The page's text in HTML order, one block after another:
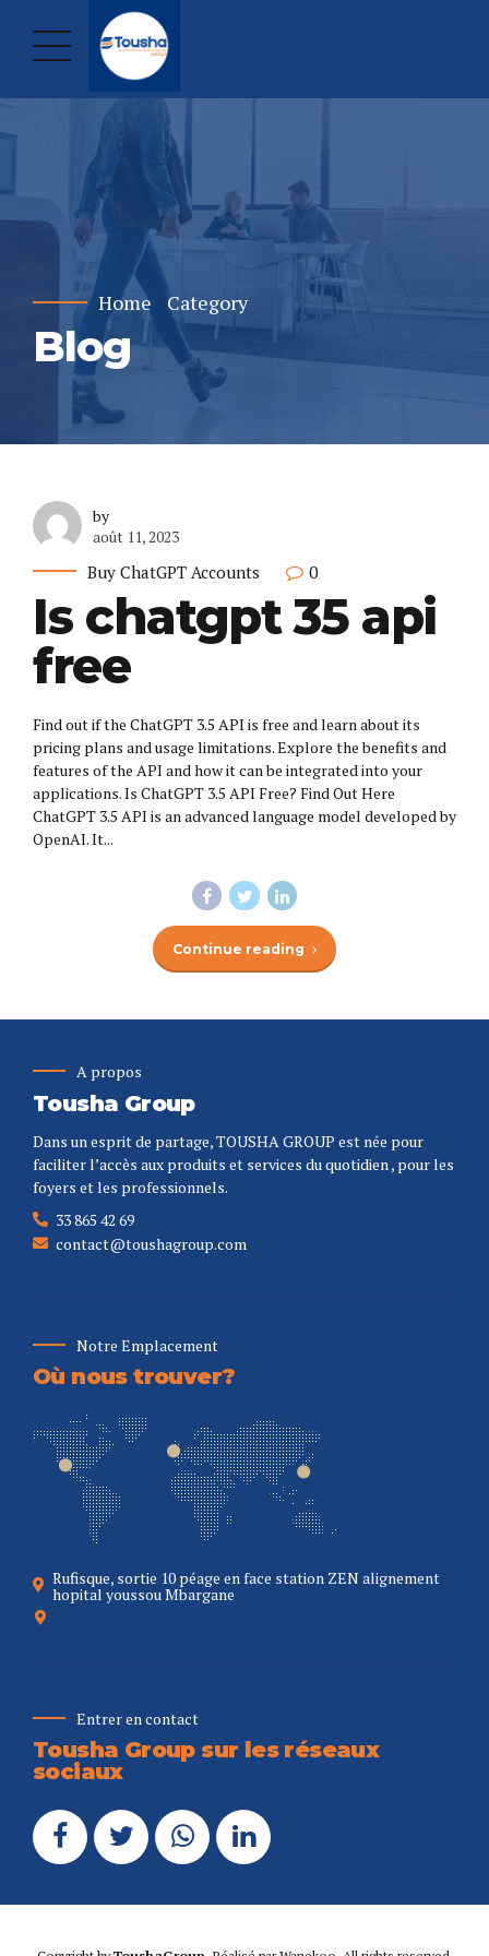
Home Category
Blog
by
août 11, 2023
Buy ChatGPT Accounts 0
Is chatgpt 35 api
free
Find out if the ChatGPT 3.5 API is free and learn about its
pricing plans and usage limitations. Explore the benefits and
features of the API and how it can be integrated into your
applications. Is ChatGPT 3.5 API Free? Find Out Here
ChatGPT 3.5 API is an advanced language model developed by
OpenAI. It...
Continue reading
A propos
Tousha Group
Dans un esprit de partage, TOUSHA GROUP est née pour
faciliter l’accès aux produits et services du quotidien , pour les
foyers et les professionnels.
33 865 42 69
contact@toushagroup.com
Notre Emplacement
Où nous trouver?
Rufisque, sortie 10 péage en face station ZEN alignement
hopital youssou Mbargane
Entrer en contact
Tousha Group sur les réseaux
sociaux